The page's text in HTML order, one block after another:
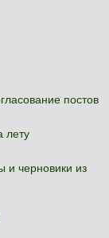
постов
лету
и черновики из